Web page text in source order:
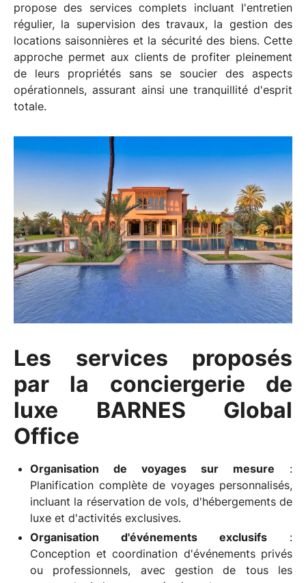
propose des services complets incluant l'entretien
régulier, la supervision des travaux, la gestion des
locations saisonnières et la sécurité des biens. Cette
approche permet aux clients de profiter pleinement
de leurs propriétés sans se soucier des aspects
opérationnels, assurant ainsi une tranquillité d'esprit
totale.
Les services proposés
par la conciergerie de
luxe BARNES Global
Office
Organisation de voyages sur mesure :
Planification complète de voyages personnalisés,
incluant la réservation de vols, d'hébergements de
luxe et d'activités exclusives.
Organisation d'événements exclusifs :
Conception et coordination d'événements privés
ou professionnels, avec gestion de tous les